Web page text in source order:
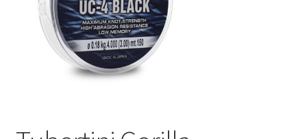
Márkák
Mohosz Versenynaptár 2025